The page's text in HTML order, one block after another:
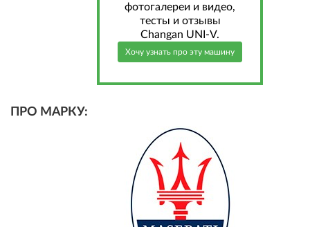
фотогалереи и видео,
тесты и отзывы
Changan UNI-V.
Хочу узнать про эту машину
ПРО МАРКУ: